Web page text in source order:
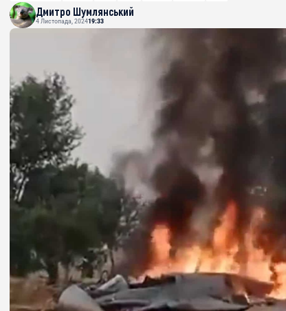
Дмитро Шумлянський
4 Листопада, 202419:33